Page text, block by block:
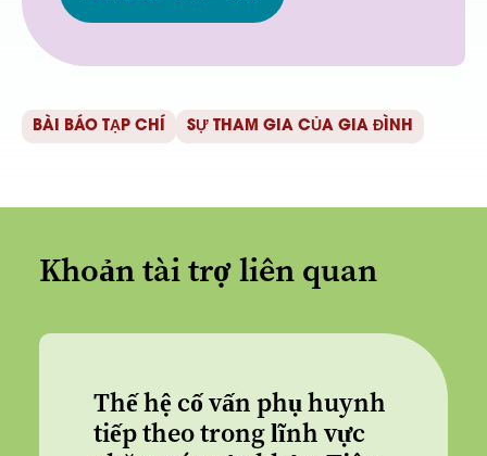
BÀI BÁO TẠP CHÍ SỰ THAM GIA CỦA GIA ĐÌNH
Khoản tài trợ liên quan
Thế hệ cố vấn phụ huynh
tiếp theo trong lĩnh vực